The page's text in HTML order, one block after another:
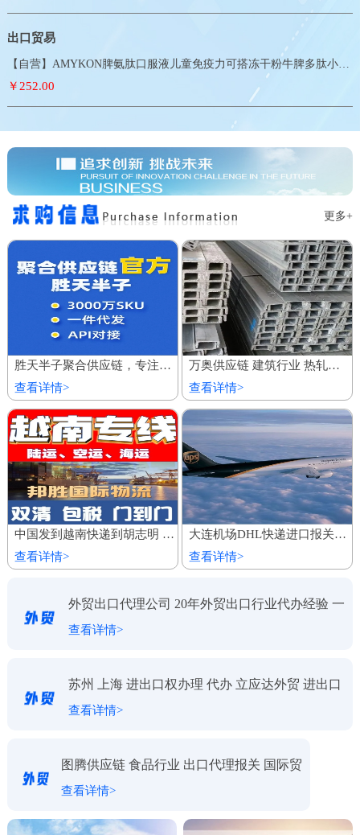
出口贸易
【自营】AMYKON脾氨肽口服液儿童免疫力可搭冻干粉牛脾多肽小分子
￥252.00
更多+
胜天半子聚合供应链，专注服务私域商城 百万厂价商品
查看详情>
万奥供应链 建筑行业 热轧镀锌槽钢 欢迎到厂参观
查看详情>
中国发到越南快递到胡志明 家具建材陆运船运出口 整柜专线运输
查看详情>
大连机场DHL快递进口报关代理公司
查看详情>
外贸出口代理公司 20年外贸出口行业代办经验 一
对一服务
查看详情>
苏州 上海 进出口权办理 代办 立应达外贸 进出口
代理
查看详情>
图腾供应链 食品行业 出口代理报关 国际贸
易
查看详情>